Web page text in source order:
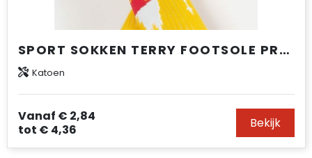
SPORT SOKKEN TERRY FOOTSOLE PREMIUM ESSENTIAL
Katoen
Vanaf € 2,84
tot € 4,36 Bekijk